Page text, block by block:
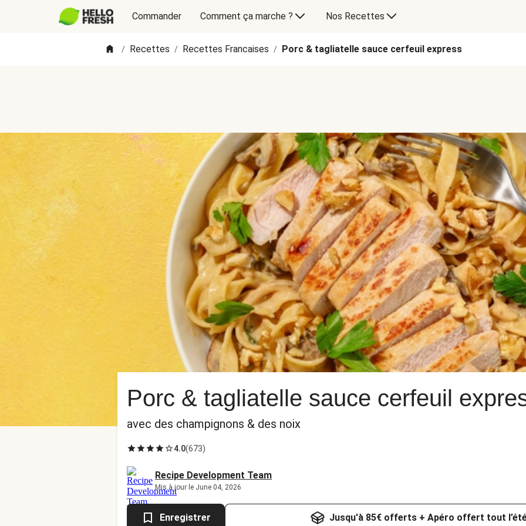
Commander Comment ça marche ? Nos Recettes
/ Recettes / Recettes Francaises / Porc & tagliatelle sauce cerfeuil express
Porc & tagliatelle sauce cerfeuil
avec des champignons & des noix
4.0(673)
Recipe Development Team
Mis à jour le June 04, 2026
Enregistrer Jusqu'à 85€ offerts + Apéro offert tout